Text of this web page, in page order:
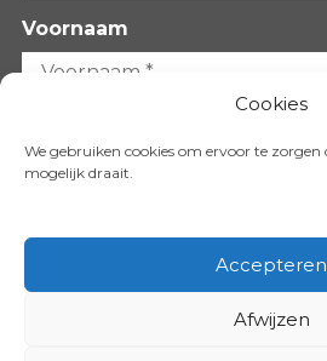
Cookies
We gebruiken cookies om ervoor te zorgen
mogelijk draait.
Accepteren
Afwijzen
Voornaam
VOLG ONS OP: